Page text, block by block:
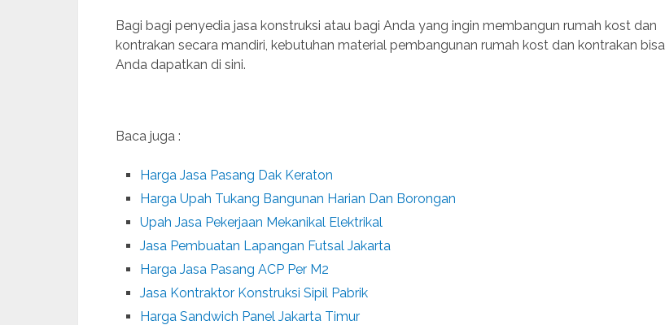
Bagi bagi penyedia jasa konstruksi atau bagi Anda yang ingin membangun rumah kost dan
kontrakan secara mandiri, kebutuhan material pembangunan rumah kost dan kontrakan bisa
Anda dapatkan di sini.
Baca juga :
Harga Jasa Pasang Dak Keraton
Harga Upah Tukang Bangunan Harian Dan Borongan
Upah Jasa Pekerjaan Mekanikal Elektrikal
Jasa Pembuatan Lapangan Futsal Jakarta
Harga Jasa Pasang ACP Per M2
Jasa Kontraktor Konstruksi Sipil Pabrik
Harga Sandwich Panel Jakarta Timur